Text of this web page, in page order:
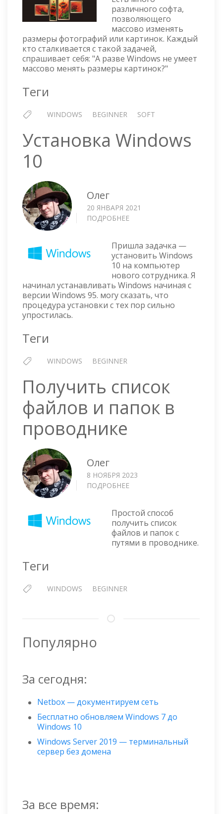
РАЗМЕРОВ
КАРТИНОК
СРЕДСТВАМИ
WINDOWS
различного софта,
позволяющего
массово изменять
размеры фотографий или картинок. Каждый
кто сталкивается с такой задачей,
спрашивает себя: "А разве Windows не умеет
массово менять размеры картинок?"
Теги
WINDOWS BEGINNER SOFT
Установка Windows
10
Олег
20 ЯНВАРЯ 2021
ПОДРОБНЕЕ
10
Пришла задачка —
установить Windows
10 на компьютер
нового сотрудника. Я
начинал устанавливать Windows начиная с
версии Windows 95. могу сказать, что
процедура установки с тех пор сильно
упростилась.
Теги
WINDOWS BEGINNER
Получить список
файлов и папок в
проводнике
Олег
8 НОЯБРЯ 2023
ПОДРОБНЕЕ
ФАЙЛОВ
И
ПАПОК
В
Простой способ
получить список
файлов и папок с
путями в проводнике.
Теги
WINDOWS BEGINNER
Популярно
За сегодня:
Netbox — документируем сеть
Бесплатно обновляем Windows 7 до
Windows 10
Windows Server 2019 — терминальный
сервер без домена
За все время: